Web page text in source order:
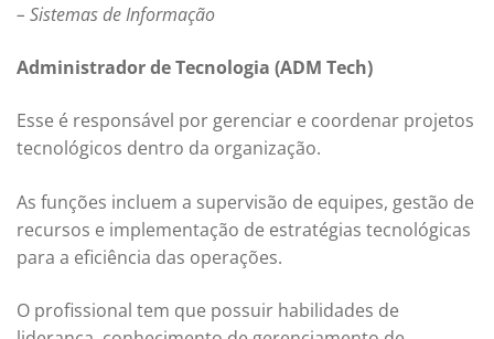
– Sistemas de Informação
Administrador de Tecnologia (ADM Tech)
Esse é responsável por gerenciar e coordenar projetos
tecnológicos dentro da organização.
As funções incluem a supervisão de equipes, gestão de
recursos e implementação de estratégias tecnológicas
para a eficiência das operações.
O profissional tem que possuir habilidades de